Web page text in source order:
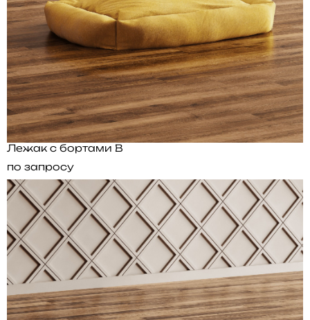
Лежак с бортами B
по запросу